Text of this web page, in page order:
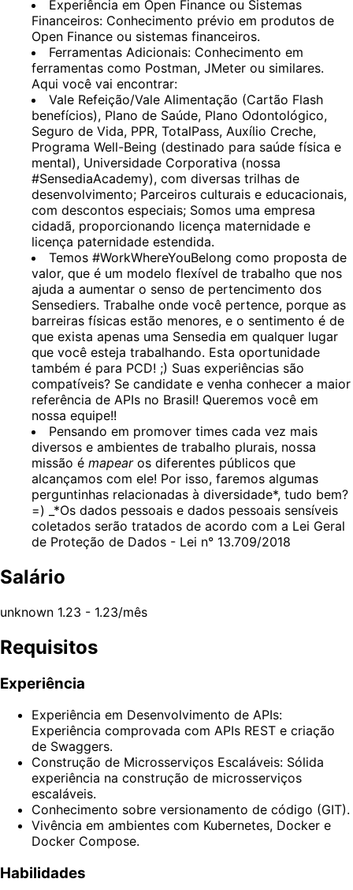
Experiência em Open Finance ou Sistemas
Financeiros: Conhecimento prévio em produtos de
Open Finance ou sistemas financeiros.
Ferramentas Adicionais: Conhecimento em
ferramentas como Postman, JMeter ou similares.
Aqui você vai encontrar:
Vale Refeição/Vale Alimentação (Cartão Flash
benefícios), Plano de Saúde, Plano Odontológico,
Seguro de Vida, PPR, TotalPass, Auxílio Creche,
Programa Well-Being (destinado para saúde física e
mental), Universidade Corporativa (nossa
#SensediaAcademy), com diversas trilhas de
desenvolvimento; Parceiros culturais e educacionais,
com descontos especiais; Somos uma empresa
cidadã, proporcionando licença maternidade e
licença paternidade estendida.
Temos #WorkWhereYouBelong como proposta de
valor, que é um modelo flexível de trabalho que nos
ajuda a aumentar o senso de pertencimento dos
Sensediers. Trabalhe onde você pertence, porque as
barreiras físicas estão menores, e o sentimento é de
que exista apenas uma Sensedia em qualquer lugar
que você esteja trabalhando. Esta oportunidade
também é para PCD! ;) Suas experiências são
compatíveis? Se candidate e venha conhecer a maior
referência de APIs no Brasil! Queremos você em
nossa equipe!!
Pensando em promover times cada vez mais
diversos e ambientes de trabalho plurais, nossa
missão é mapearos diferentes públicos que
alcançamos com ele! Por isso, faremos algumas
perguntinhas relacionadas à diversidade*, tudo bem?
=) _*Os dados pessoais e dados pessoais sensíveis
coletados serão tratados de acordo com a Lei Geral
de Proteção de Dados - Lei n° 13.709/2018
Salário
unknown 1.23 - 1.23/mês
Requisitos
Experiência
Experiência em Desenvolvimento de APIs:
Experiência comprovada com APIs REST e criação
de Swaggers.
Construção de Microsserviços Escaláveis: Sólida
experiência na construção de microsserviços
escaláveis.
Conhecimento sobre versionamento de código (GIT).
Vivência em ambientes com Kubernetes, Docker e
Docker Compose.
Habilidades